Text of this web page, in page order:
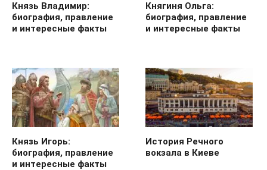
Князь Владимир:
биография, правление
и интересные факты
Княгиня Ольга:
биография, правление
и интересные факты
Князь Игорь:
биография, правление
и интересные факты
История Речного
вокзала в Киеве